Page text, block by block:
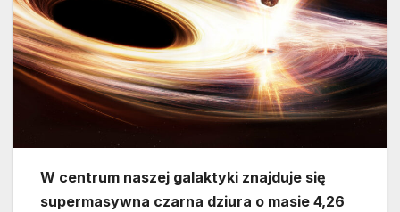
W centrum naszej galaktyki znajduje się
supermasywna czarna dziura o masie 4,26